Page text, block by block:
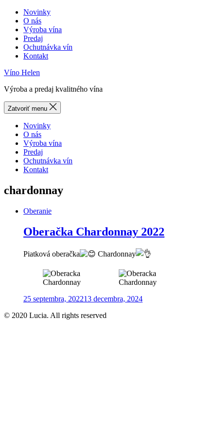
Novinky
O nás
Výroba vína
Predaj
Ochutnávka vín
Kontakt
Víno Helen
Výroba a predaj kvalitného vína
Zatvoriť menu
Novinky
O nás
Výroba vína
Predaj
Ochutnávka vín
Kontakt
chardonnay
Categories
Oberanie
Oberačka Chardonnay 2022
Piatková oberačka Chardonnay
Posted
25 septembra, 202213 decembra, 2024
© 2020 Lucia. All rights reserved